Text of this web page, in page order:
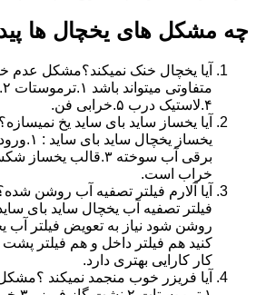
چه مشکل های یخچال ها
آیا یخچال خنک نمیکند؟مشکل عدم
۴.لاستیک درب ۵.خرابی فن.
آیا یخساز ساید بای ساید یخ
خراب است.
آیا آلارم فیلتر تصفیه آب روشن
فیلتر تصفیه آب یخچال ساید بای
روشن شود نیاز به تعویض فیلتر آب
کنید هم فیلتر داخل و هم فیلتر
کار کارایی بهتری دارد.
آیا فریزر خوب منجمد نمیکند